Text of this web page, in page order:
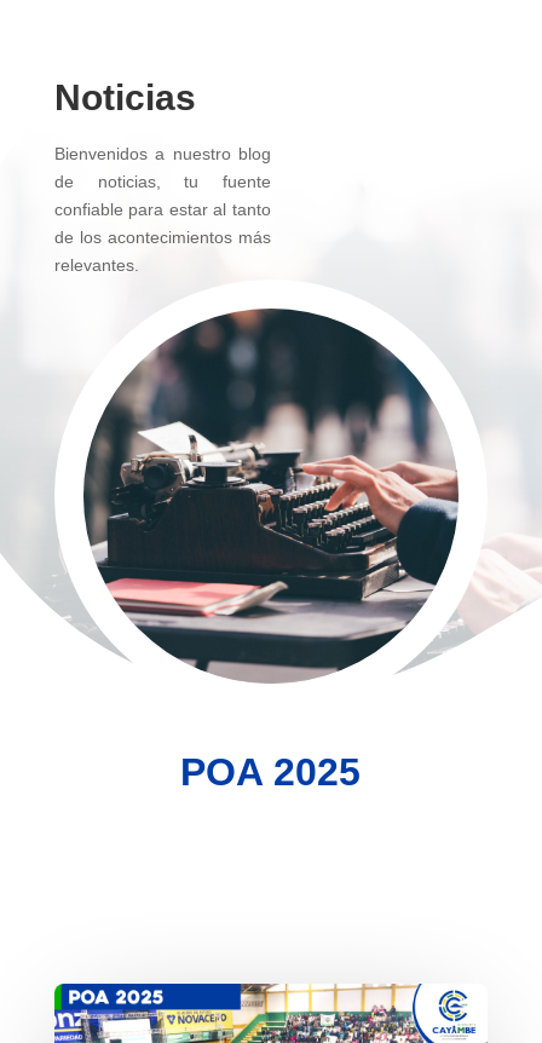
Noticias
Bienvenidos a nuestro blog
de noticias, tu fuente
confiable para estar al tanto
de los acontecimientos más
relevantes.
POA 2025